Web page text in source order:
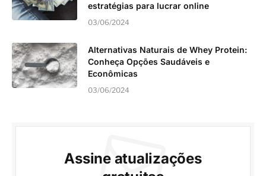
estratégias para lucrar online
03/06/2024
Alternativas Naturais de Whey Protein:
Conheça Opções Saudáveis e
Econômicas
03/06/2024
Assine atualizações